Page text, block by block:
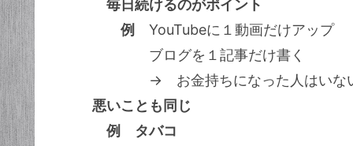
毎日続けるのがポイント
例 YouTubeに１動画だけアップ
ブログを１記事だけ書く
→ お金持ちになった人はいな
悪いことも同じ
例 タバコ